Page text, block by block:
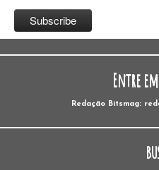
Entre
Redação Bitsmag: